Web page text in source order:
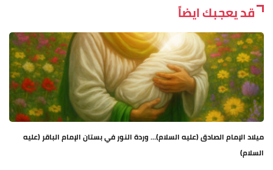
قد يعجبك ايضاً
ميلاد الإمام الصادق (عليه السلام)… وردة النور في بستان الإمام الباقر (عليه
السلام)